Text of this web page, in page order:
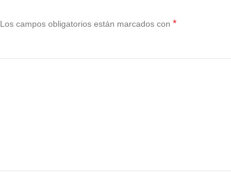
Los campos obligatorios están marcados con *